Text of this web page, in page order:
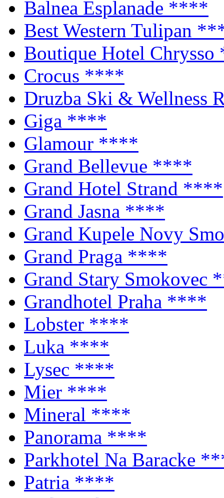
Balnea Esplanade ****
Best Western Tulipan
Boutique Hotel Chrysso
Crocus ****
Druzba Ski & Wellness
Giga ****
Glamour ****
Grand Bellevue ****
Grand Hotel Strand ****
Grand Jasna ****
Grand Kupele Novy
Grand Praga ****
Grand Stary Smokovec
Grandhotel Praha ****
Lobster ****
Luka ****
Lysec ****
Mier ****
Mineral ****
Panorama ****
Parkhotel Na Baraсke
Patria ****